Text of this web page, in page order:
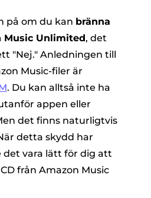
på om du kan bränna
Music Unlimited, det
"Nej." Anledningen till
Music-filer är
. Du kan alltså inte ha
appen eller
det finns naturligtvis
detta skydd har
det vara lätt för dig att
från Amazon Music